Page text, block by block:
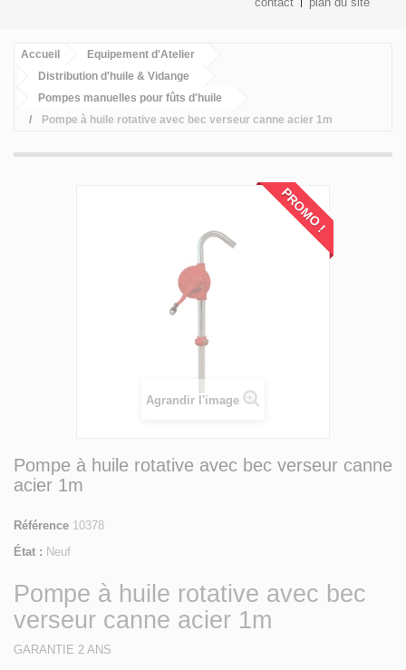
Accueil
Equipement d'Atelier
Distribution d'huile & Vidange
Pompes manuelles pour fûts d'huile
Pompe à huile rotative avec bec verseur canne acier 1m
PROMO !
Agrandir l'image
Pompe à huile rotative avec bec verseur canne
acier 1m
Référence 10378
État : Neuf
Pompe à huile rotative avec bec
verseur canne acier 1m
GARANTIE 2 ANS